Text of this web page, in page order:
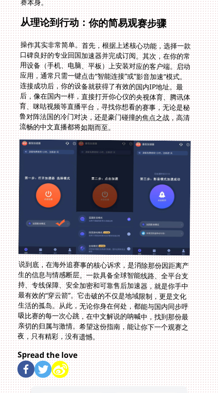
赛本身。
从理论到行动：你的简易观赛步骤
操作其实非常简单。首先，根据上述核心功能，选择一款
口碑良好的专业回国加速器并完成订阅。其次，在你的常
用设备（手机、电脑、平板）上安装对应的客户端。启动
应用，通常只需一键点击“智能连接”或“影音加速”模式。
连接成功后，你的设备就获得了有效的国内IP地址。最
后，像在国内一样，直接打开你心仪的央视体育、腾讯体
育、咪咕视频等直播平台，寻找你想看的赛事，无论是秘
鲁对阵法国的冷门对决，还是豪门碰撞的焦点之战，高清
流畅的中文直播都将如期而至。
说到底，在海外追赛事的核心诉求，是消除那份因距离产
生的信息与情感断层。一款具备全球智能线路、全平台支
持、专线保障、安全加密和可靠售后加速器，就是你手中
最有效的“穿云箭”。它击破的不仅是地域限制，更是文化
生活的孤岛。从此，无论你身在何处，都能与国内同步呼
吸比赛的每一次心跳，在中文解说的呐喊中，找到那份最
亲切的归属与激情。希望这份指南，能让你下一个观赛之
夜，只有精彩，没有遗憾。
Spread the love